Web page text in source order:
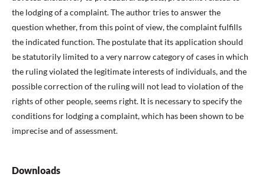
the lodging of a complaint. The author tries to answer the
question whether, from this point of view, the complaint fulfills
the indicated function. The postulate that its application should
be statutorily limited to a very narrow category of cases in which
the ruling violated the legitimate interests of individuals, and the
possible correction of the ruling will not lead to violation of the
rights of other people, seems right. It is necessary to specify the
conditions for lodging a complaint, which has been shown to be
imprecise and of assessment.
Downloads